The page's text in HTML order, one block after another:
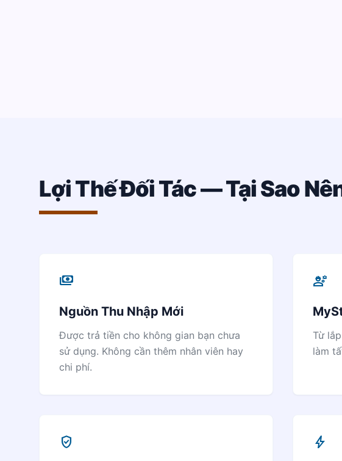
Lợi Thế Đối Tác — Tại Sao
payments
Nguồn Thu Nhập Mới
Được trả tiền cho không gian bạn chưa
sử dụng. Không cần thêm nhân viên hay
chi phí.
engineering
Từ
làm
verified_user bolt